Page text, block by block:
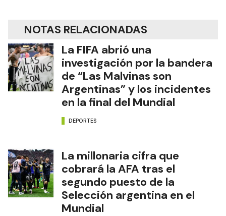
NOTAS RELACIONADAS
La FIFA abrió una
investigación por la bandera
de “Las Malvinas son
Argentinas” y los incidentes
en la final del Mundial
DEPORTES
La millonaria cifra que
cobrará la AFA tras el
segundo puesto de la
Selección argentina en el
Mundial